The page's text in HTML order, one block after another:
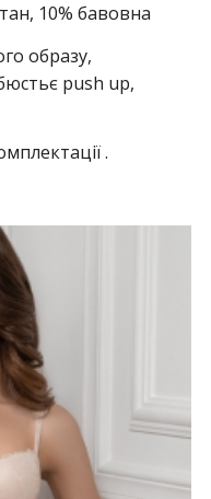
10% бавовна
образу,
push up,
.